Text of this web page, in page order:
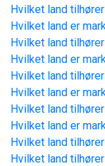
Hvilket land
Hvilket land er
Hvilket land
Hvilket land er
Hvilket land
Hvilket land er
Hvilket land
Hvilket land er
Hvilket land
Hvilket land